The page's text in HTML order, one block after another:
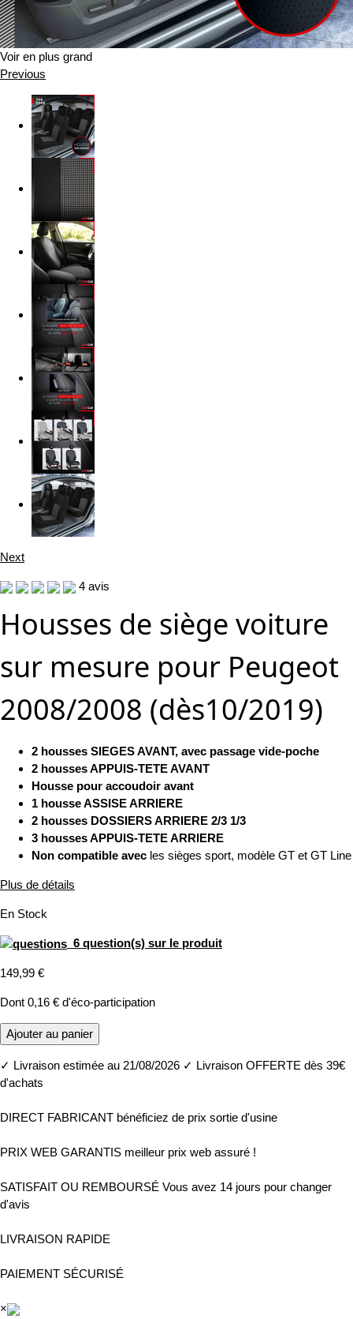
Voir en plus grand
Previous
Next
4 avis
Housses de siège voiture
sur mesure pour Peugeot
2008/2008 (dès10/2019)
2 housses SIEGES AVANT, avec passage vide-poche
2 housses APPUIS-TETE AVANT
Housse pour accoudoir avant
1 housse ASSISE ARRIERE
2 housses DOSSIERS ARRIERE 2/3 1/3
3 housses APPUIS-TETE ARRIERE
Non compatible avec les sièges sport, modèle GT et GT Line
Plus de détails
En Stock
6 question(s) sur le produit
149,99 €
Dont 0,16 € d'éco-participation
Ajouter au panier
✓ Livraison estimée au 21/08/2026 ✓ Livraison OFFERTE dès 39€
d'achats
DIRECT FABRICANT bénéficiez de prix sortie d'usine
PRIX WEB GARANTIS meilleur prix web assuré !
SATISFAIT OU REMBOURSÉ Vous avez 14 jours pour changer
d'avis
LIVRAISON RAPIDE
PAIEMENT SÉCURISÉ
×